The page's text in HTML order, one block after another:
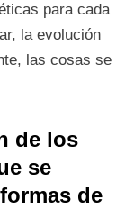
para cada
la evolución
las cosas se
de los
se
de